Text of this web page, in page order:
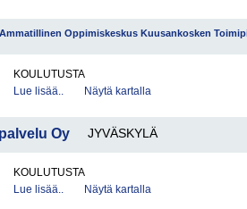
Oppimiskeskus Kuusankosken
KOULUTUSTA
Lue lisää..
Näytä kartalla
Oy JYVÄSKYLÄ
KOULUTUSTA
Lue lisää..
Näytä kartalla